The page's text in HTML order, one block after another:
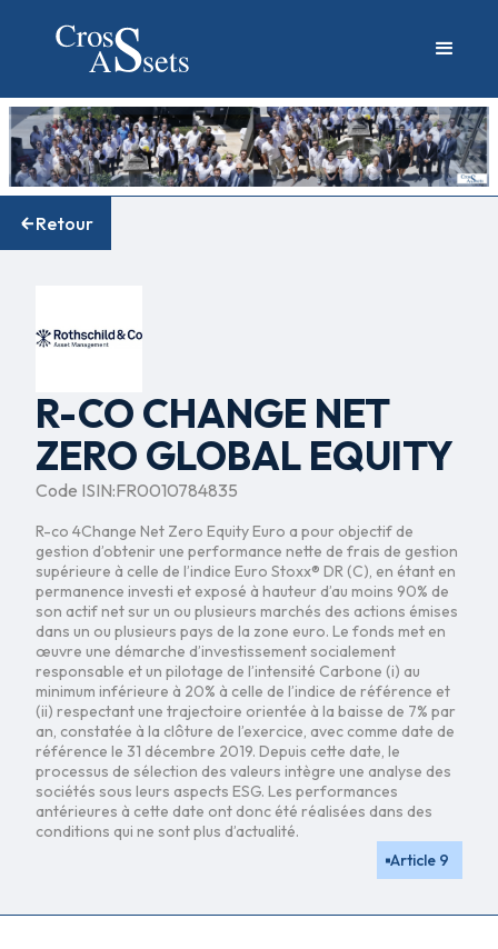
Retour
R-CO CHANGE NET
ZERO GLOBAL EQUITY
Code ISIN:FR0010784835
R-co 4Change Net Zero Equity Euro a pour objectif de
gestion d’obtenir une performance nette de frais de gestion
supérieure à celle de l’indice Euro Stoxx® DR (C), en étant en
permanence investi et exposé à hauteur d’au moins 90% de
son actif net sur un ou plusieurs marchés des actions émises
dans un ou plusieurs pays de la zone euro. Le fonds met en
œuvre une démarche d’investissement socialement
responsable et un pilotage de l’intensité Carbone (i) au
minimum inférieure à 20% à celle de l’indice de référence et
(ii) respectant une trajectoire orientée à la baisse de 7% par
an, constatée à la clôture de l’exercice, avec comme date de
référence le 31 décembre 2019. Depuis cette date, le
processus de sélection des valeurs intègre une analyse des
sociétés sous leurs aspects ESG. Les performances
antérieures à cette date ont donc été réalisées dans des
conditions qui ne sont plus d’actualité.
Article 9